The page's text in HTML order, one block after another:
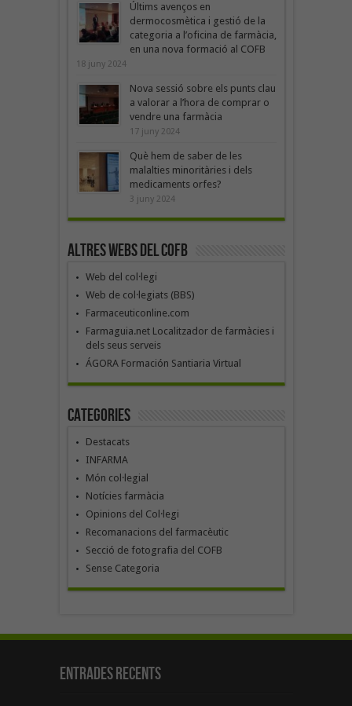
Últims avenços en
dermocosmètica i gestió de la
categoria a l’oficina de farmàcia,
en una nova formació al COFB
18 juny 2024
Nova sessió sobre els punts clau
a valorar a l’hora de comprar o
vendre una farmàcia
17 juny 2024
Què hem de saber de les
malalties minoritàries i dels
medicaments orfes?
3 juny 2024
Altres webs del COFB
Web del col·legi
Web de col·legiats (BBS)
Farmaceuticonline.com
Farmaguia.net Localitzador de farmàcies i
dels seus serveis
ÁGORA Formación Santiaria Virtual
Categories
Destacats
INFARMA
Món col·legial
Notícies farmàcia
Opinions del Col·legi
Recomanacions del farmacèutic
Secció de fotografia del COFB
Sense Categoria
Entrades recents